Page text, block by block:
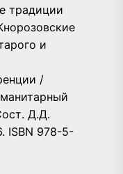
традиции
и
/
Д.Д.
ISBN 978-5-